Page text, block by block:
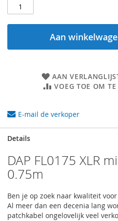
Aan
AAN
VOEG TOE OM TE
E-mail de verkoper
Details
DAP FL0175 XLR
0.75m
Ben je op zoek naar kwaliteit
Al meer dan een decenia lang
patchkabel ongelovelijk veel